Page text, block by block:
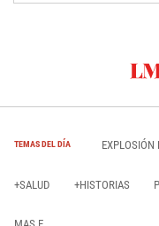
TEMAS DEL DÍA EXPLOSIÓN
+SALUD +HISTORIAS